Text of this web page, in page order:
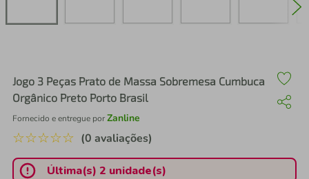
Jogo 3 Peças Prato de Massa Sobremesa Cumbuca
Orgânico Preto Porto Brasil
Fornecido e entregue porZanline
☆☆☆☆☆ (0 avaliações)
Última(s) 2 unidade(s)